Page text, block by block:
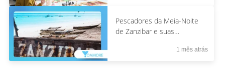
Pescadores da Meia-Noite
de Zanzibar e suas
1 mês atrás